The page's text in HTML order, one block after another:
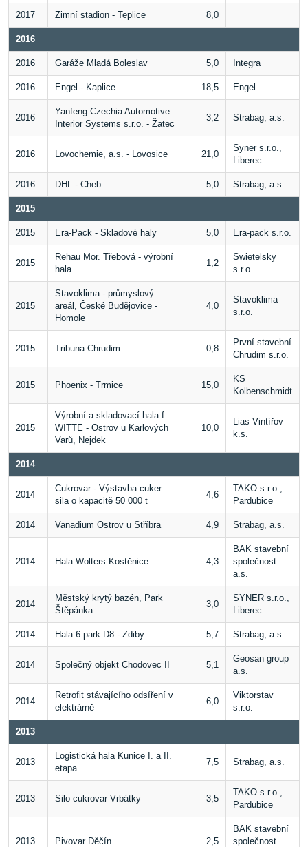
2017 Zimní stadion - Teplice 8,0
2016
2016 Garáže Mladá Boleslav 5,0 Integra
2016 Engel - Kaplice 18,5 Engel
2016
Yanfeng Czechia Automotive
Interior Systems s.r.o. - Žatec
3,2 Strabag, a.s.
2016 Lovochemie, a.s. - Lovosice 21,0
Syner s.r.o.,
Liberec
2016 DHL - Cheb 5,0 Strabag, a.s.
2015
2015 Era-Pack - Skladové haly 5,0 Era-pack s.r.o.
2015
Rehau Mor. Třebová - výrobní
hala
1,2
Swietelsky
s.r.o.
2015
Stavoklima - průmyslový
areál, České Budějovice -
Homole
4,0
Stavoklima
s.r.o.
2015 Tribuna Chrudim 0,8
První stavební
Chrudim s.r.o.
2015 Phoenix - Trmice 15,0
KS
Kolbenschmidt
2015
Výrobní a skladovací hala f.
WITTE - Ostrov u Karlových
Varů, Nejdek
10,0
Lias Vintířov
k.s.
2014
2014
Cukrovar - Výstavba cuker.
sila o kapacitě 50 000 t
4,6
TAKO s.r.o.,
Pardubice
2014 Vanadium Ostrov u Stříbra 4,9 Strabag, a.s.
2014 Hala Wolters Kostěnice 4,3
BAK stavební
společnost
a.s.
2014
Městský krytý bazén, Park
Štěpánka
3,0
SYNER s.r.o.,
Liberec
2014 Hala 6 park D8 - Zdiby 5,7 Strabag, a.s.
2014 Společný objekt Chodovec II 5,1
Geosan group
a.s.
2014
Retrofit stávajícího odsíření v
elektrárně
6,0
Viktorstav
s.r.o.
2013
2013
Logistická hala Kunice I. a II.
etapa
7,5 Strabag, a.s.
2013 Silo cukrovar Vrbátky 3,5
TAKO s.r.o.,
Pardubice
2013 Pivovar Děčín 2,5
BAK stavební
společnost